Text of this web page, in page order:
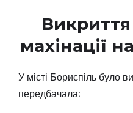
махінації
У місті Бориспіль було
передбачала: